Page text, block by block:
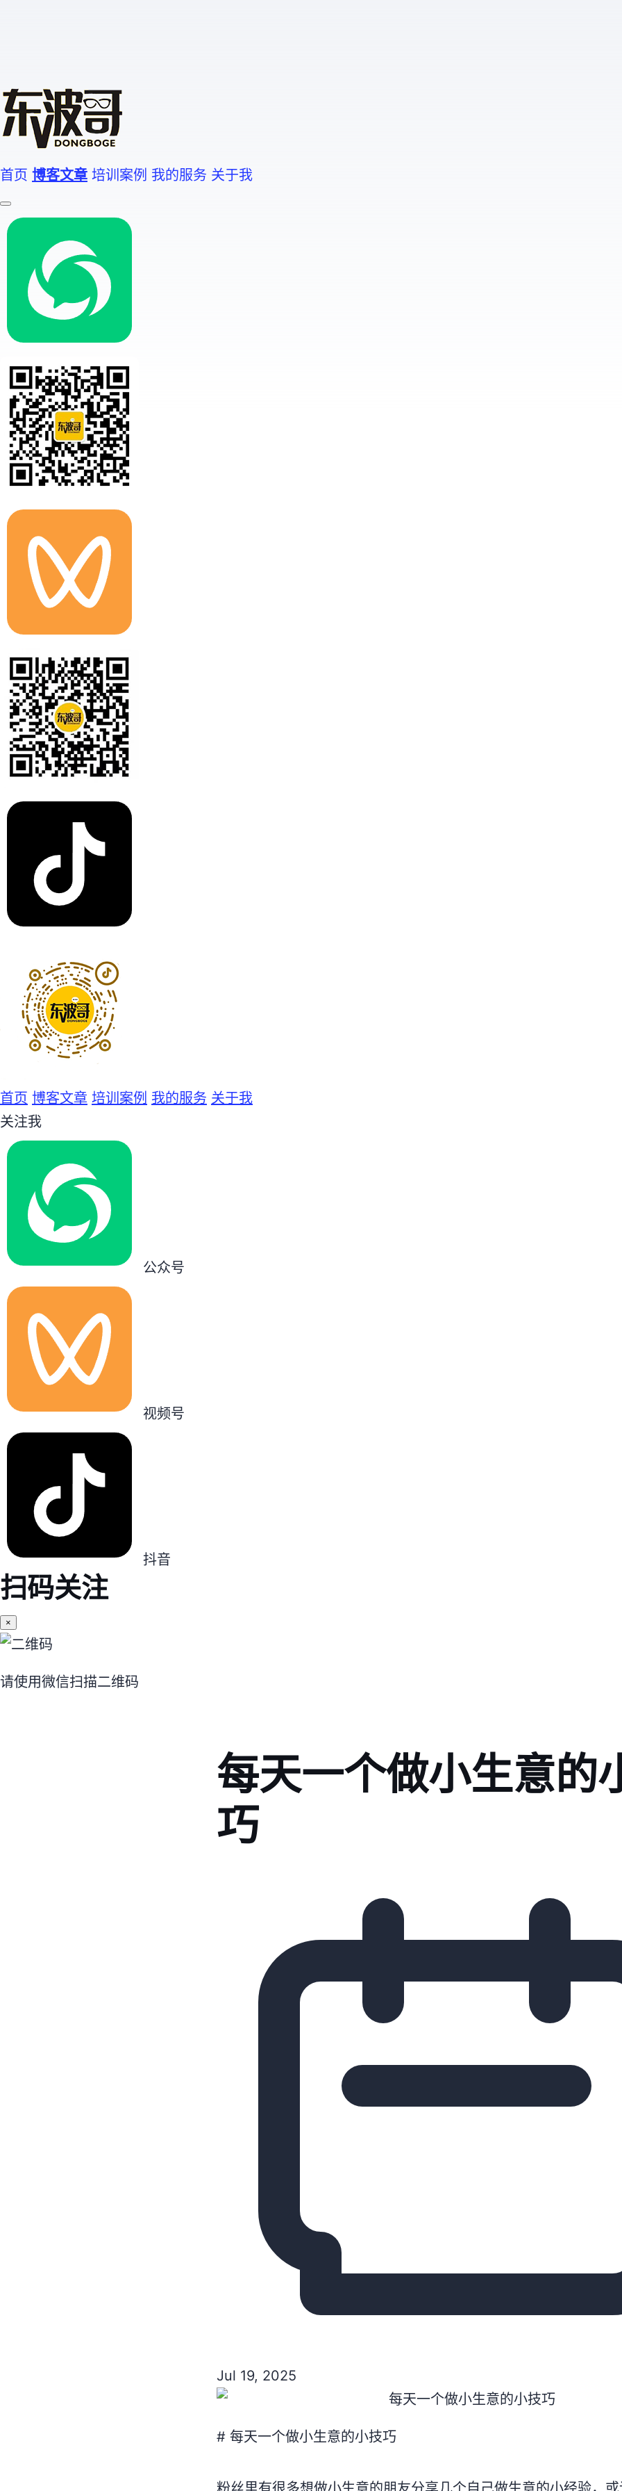
首页 博客文章 培训案例 我的服务 关于我
首页 博客文章 培训案例 我的服务 关于我
关注我
公众号
视频号
抖音
扫码关注
×
请使用微信扫描二维码
每天一个做小生意的
巧
Jul 19, 2025
# 每天一个做小生意的小技巧